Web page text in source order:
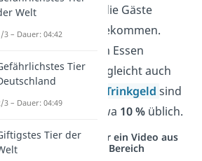
bezahlen, sodass die Gäste
davon nichts mitbekommen.
Derjenige, der zum Essen
eingeladen hat, begleicht auch
Trinkgeld sind
in Deutschland etwa 10 % üblich.
vernetzt: Hier ein Video aus
einem anderen Bereich
Welt
3 – Dauer: 04:42
Tier
3 – Dauer: 04:49
Tier der